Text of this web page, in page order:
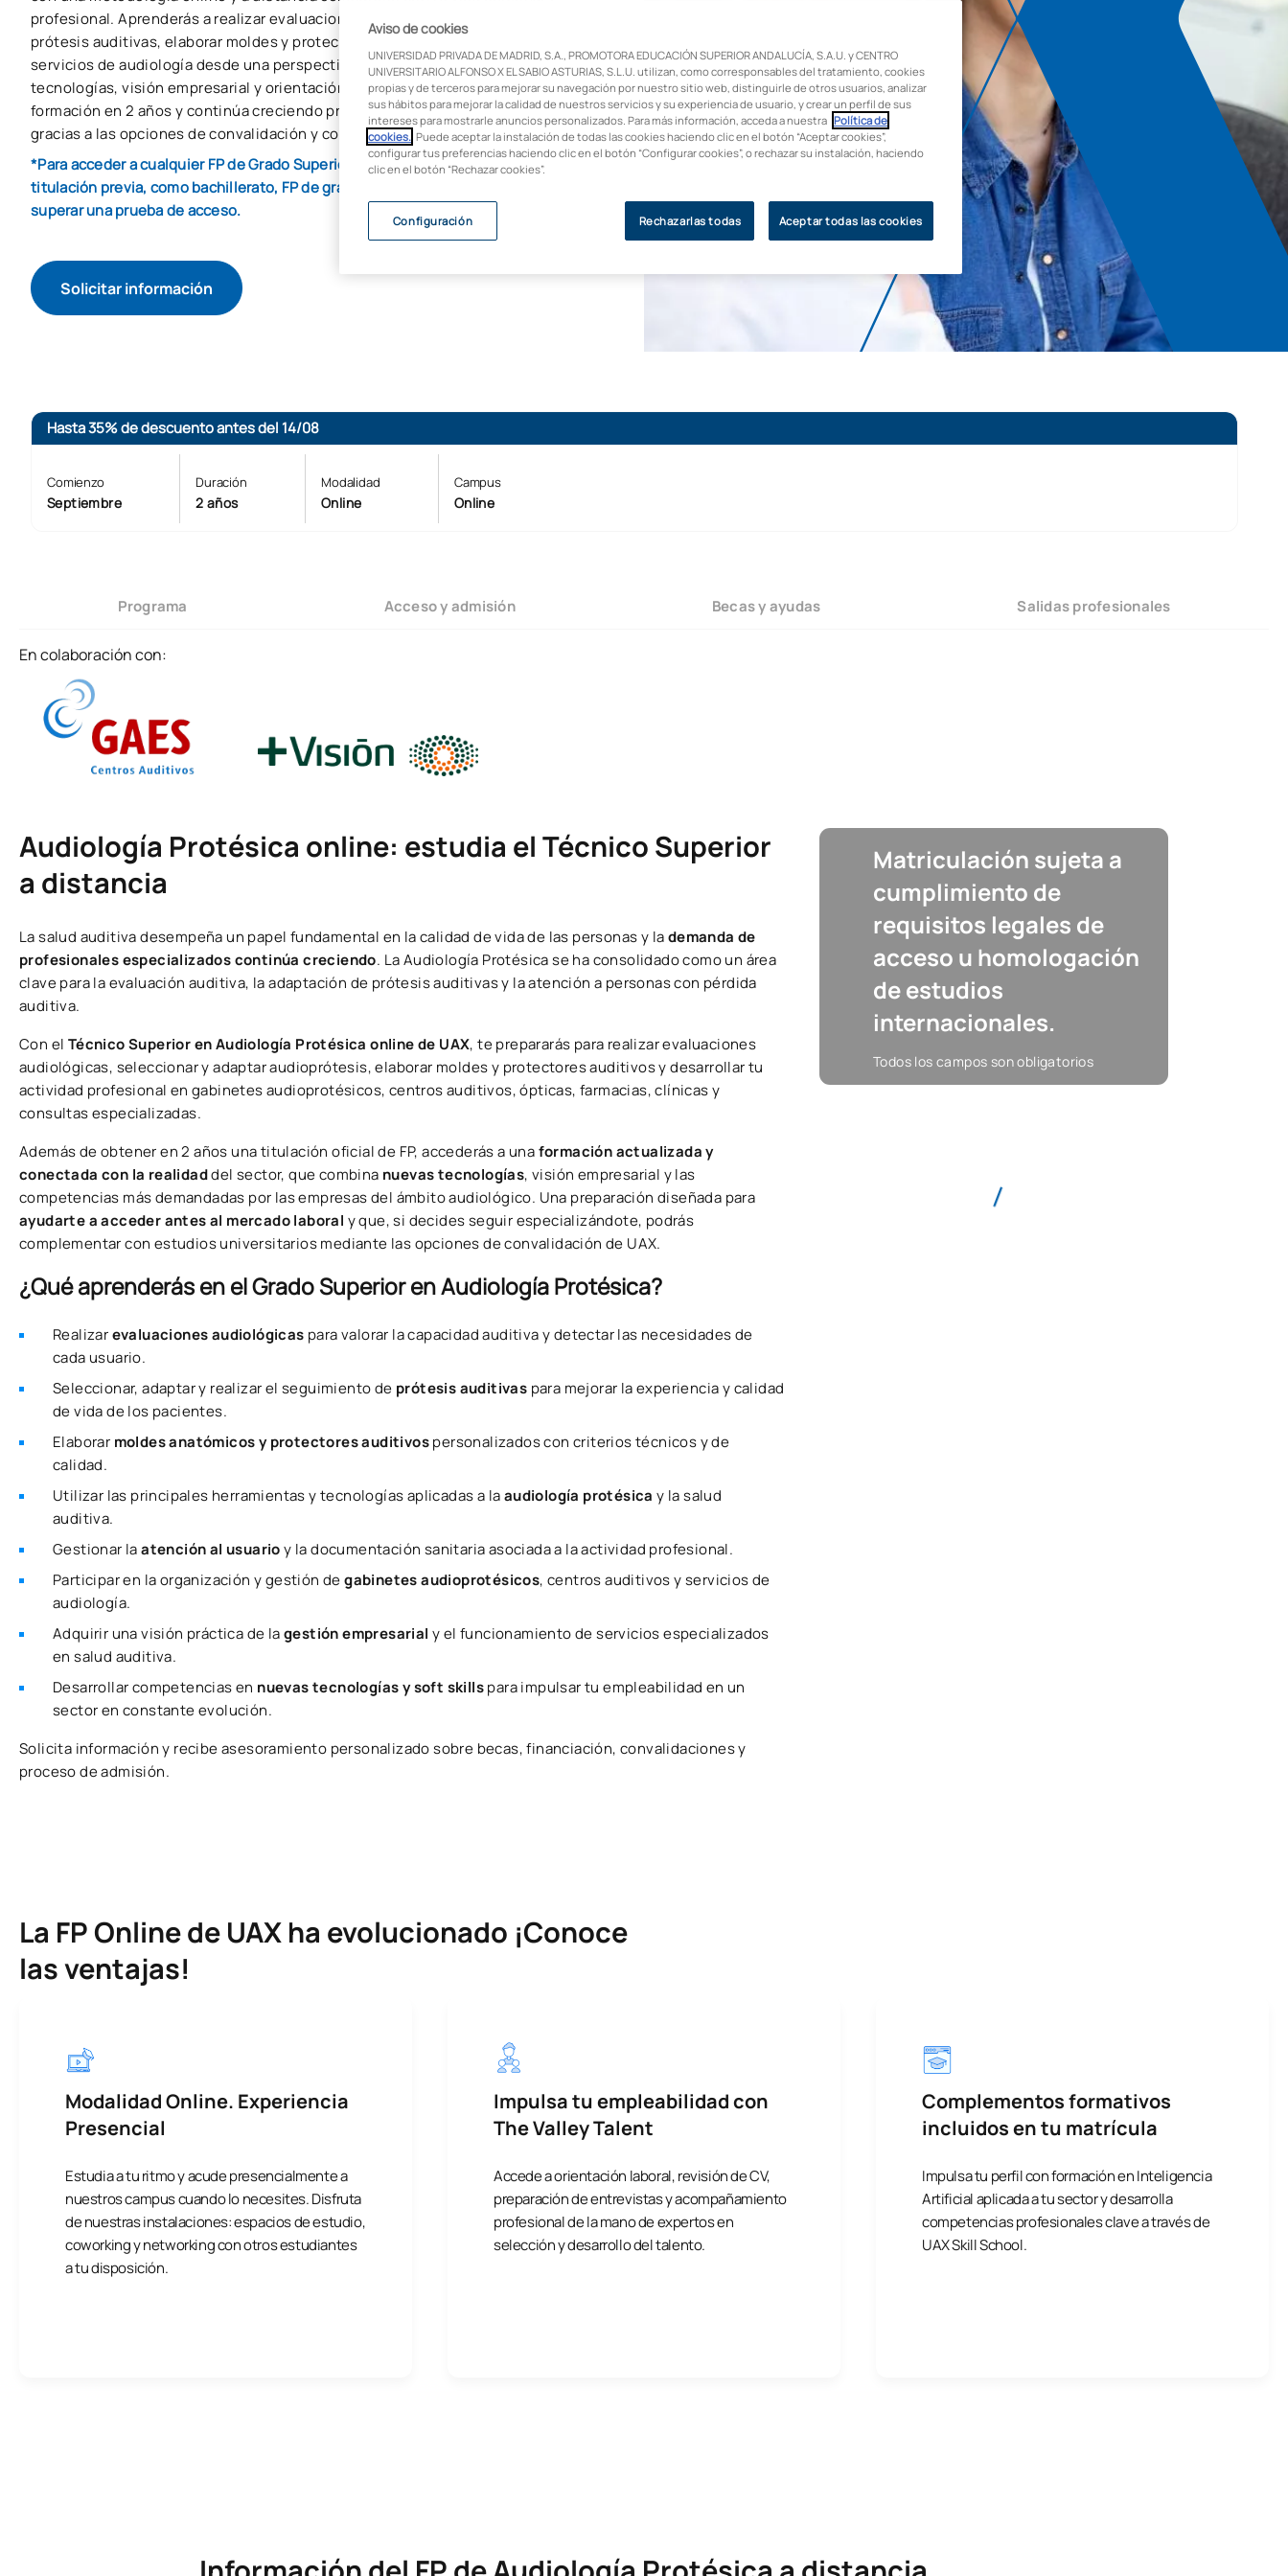
profesional. Aprenderás a realizar evaluaciones audiológicas, adaptar y reparar
prótesis auditivas, elaborar moldes y protectores auditivos y gestionar
servicios de audiología desde una perspectiva que combina nuevas
tecnologías, visión empresarial y orientación al empleo. Completa tu
formación en 2 años y continúa creciendo profesional y académicamente
gracias a las opciones de convalidación y continuidad universitaria de UAX.
*Para acceder a cualquier FP de Grado Superior es imprescindible tener una
titulación previa, como bachillerato, FP de grado medio, título universitario o
superar una prueba de acceso.
Solicitar información
Hasta 35% de descuento antes del 14/08
Comienzo
Septiembre
Duración
2 años
Modalidad
Online
Campus
Online
Programa Acceso y admisión Becas y ayudas Salidas profesionales
En colaboración con:
Audiología Protésica online: estudia el Técnico Superior
a distancia
La salud auditiva desempeña un papel fundamental en la calidad de vida de las personas y lademanda de
profesionales especializados continúa creciendo. La Audiología Protésica se ha consolidado como un área
clave para la evaluación auditiva, la adaptación de prótesis auditivas y la atención a personas con pérdida
auditiva.
Con el Técnico Superior en Audiología Protésica online de UAX, te prepararás para realizar evaluaciones
audiológicas, seleccionar y adaptar audioprótesis, elaborar moldes y protectores auditivos y desarrollar tu
actividad profesional en gabinetes audioprotésicos, centros auditivos, ópticas, farmacias, clínicas y
consultas especializadas.
Además de obtener en 2 años una titulación oficial de FP, accederás a unaformación actualizada y
conectada con la realidaddel sector, que combina nuevas tecnologías, visión empresarial y las
competencias más demandadas por las empresas del ámbito audiológico. Una preparación diseñada para
ayudarte a acceder antes al mercado laboral y que, si decides seguir especializándote, podrás
complementar con estudios universitarios mediante las opciones de convalidación de UAX.
¿Qué aprenderás en el Grado Superior en Audiología Protésica?
Realizarevaluaciones audiológicas para valorar la capacidad auditiva y detectar las necesidades de
cada usuario.
Seleccionar, adaptar y realizar el seguimiento de prótesis auditivas para mejorar la experiencia y calidad
de vida de los pacientes.
Elaborar moldes anatómicos y protectores auditivospersonalizados con criterios técnicos y de
calidad.
Utilizar las principales herramientas y tecnologías aplicadas a laaudiología protésica y la salud
auditiva.
Gestionar laatención al usuarioy la documentación sanitaria asociada a la actividad profesional.
Participar en la organización y gestión degabinetes audioprotésicos, centros auditivos y servicios de
audiología.
Adquirir una visión práctica de lagestión empresarial y el funcionamiento de servicios especializados
en salud auditiva.
Desarrollar competencias en nuevas tecnologías y soft skillspara impulsar tu empleabilidad en un
sector en constante evolución.
Solicita información y recibe asesoramiento personalizado sobre becas, financiación, convalidaciones y
proceso de admisión.
Matriculación sujeta a
cumplimiento de
requisitos legales de
acceso u homologación
de estudios
internacionales.
Todos los campos son obligatorios
La FP Online de UAX ha evolucionado ¡Conoce
las ventajas!
Modalidad Online. Experiencia
Presencial
Estudia a tu ritmo y acude presencialmente a
nuestros campus cuando lo necesites. Disfruta
de nuestras instalaciones: espacios de estudio,
coworking y networking con otros estudiantes
a tu disposición.
Impulsa tu empleabilidad con
The Valley Talent
Accede a orientación laboral, revisión de CV,
preparación de entrevistas y acompañamiento
profesional de la mano de expertos en
selección y desarrollo del talento.
Complementos formativos
incluidos en tu matrícula
Impulsa tu perfil con formación en Inteligencia
Artificial aplicada a tu sector y desarrolla
competencias profesionales clave a través de
UAX Skill School.
Aviso de cookies
UNIVERSIDAD PRIVADA DE MADRID, S.A., PROMOTORA EDUCACIÓN SUPERIOR ANDALUCÍA, S.A.U. y CENTRO
UNIVERSITARIO ALFONSO X EL SABIO ASTURIAS, S.L.U. utilizan, como corresponsables del tratamiento, cookies
propias y de terceros para mejorar su navegación por nuestro sitio web, distinguirle de otros usuarios, analizar
sus hábitos para mejorar la calidad de nuestros servicios y su experiencia de usuario, y crear un perfil de sus
intereses para mostrarle anuncios personalizados. Para más información, acceda a nuestra Política de
cookies. . Puede aceptar la instalación de todas las cookies haciendo clic en el botón “Aceptar cookies”,
configurar tus preferencias haciendo clic en el botón “Configurar cookies”, o rechazar su instalación, haciendo
clic en el botón “Rechazar cookies”.
Rechazarlas todas Aceptar todas las cookies
Configuración